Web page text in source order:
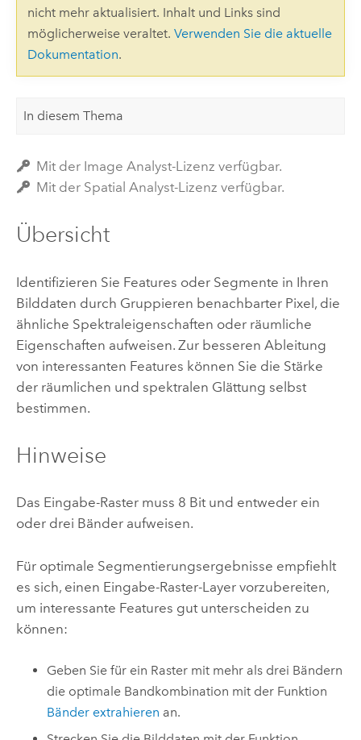
nicht mehr aktualisiert. Inhalt und Links sind
möglicherweise veraltet. Verwenden Sie die aktuelle
Dokumentation.
In diesem Thema
Mit der Image Analyst-Lizenz verfügbar.
Mit der Spatial Analyst-Lizenz verfügbar.
Übersicht
Identifizieren Sie Features oder Segmente in Ihren
Bilddaten durch Gruppieren benachbarter Pixel, die
ähnliche Spektraleigenschaften oder räumliche
Eigenschaften aufweisen. Zur besseren Ableitung
von interessanten Features können Sie die Stärke
der räumlichen und spektralen Glättung selbst
bestimmen.
Hinweise
Das Eingabe-Raster muss 8 Bit und entweder ein
oder drei Bänder aufweisen.
Für optimale Segmentierungsergebnisse empfiehlt
es sich, einen Eingabe-Raster-Layer vorzubereiten,
um interessante Features gut unterscheiden zu
können:
Geben Sie für ein Raster mit mehr als drei Bändern
die optimale Bandkombination mit der Funktion
Bänder extrahieren an.